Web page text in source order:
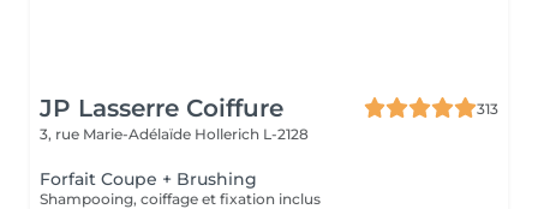
JP Lasserre Coiffure
313
3, rue Marie-Adélaïde Hollerich L-2128
Forfait Coupe + Brushing
Shampooing, coiffage et fixation inclus